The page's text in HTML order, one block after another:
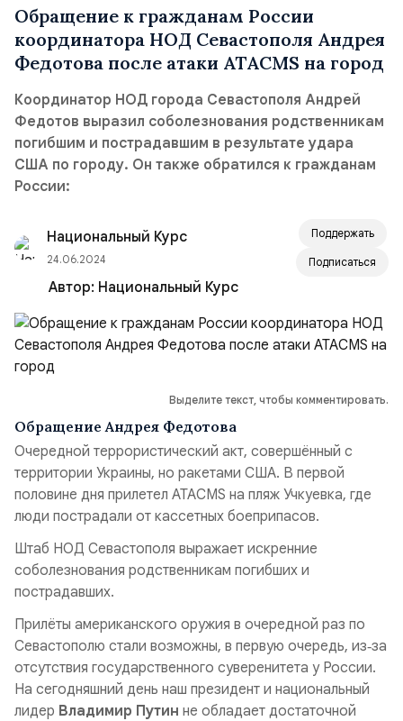
Обращение к гражданам России
координатора НОД Севастополя Андрея
Федотова после атаки ATACMS на город
Координатор НОД города Севастополя Андрей
Федотов выразил соболезнования родственникам
погибшим и пострадавшим в результате удара
США по городу. Он также обратился к гражданам
России:
Национальный Курс
24.06.2024
Поддержать
Подписаться
Автор: Национальный Курс
Выделите текст, чтобы комментировать.
Обращение Андрея Федотова
Очередной террористический акт, совершённый с
территории Украины, но ракетами США. В первой
половине дня прилетел ATACMS на пляж Учкуевка, где
люди пострадали от кассетных боеприпасов.
Штаб НОД Севастополя выражает искренние
соболезнования родственникам погибших и
пострадавших.
Прилёты американского оружия в очередной раз по
Севастополю стали возможны, в первую очередь, из‑за
отсутствия государственного суверенитета у России.
На сегодняшний день наш президент и национальный
лидер Владимир Путин не обладает достаточной